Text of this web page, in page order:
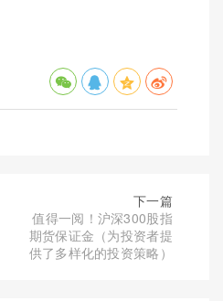
下一篇
值得一阅！沪深300股指
期货保证金（为投资者提
供了多样化的投资策略）